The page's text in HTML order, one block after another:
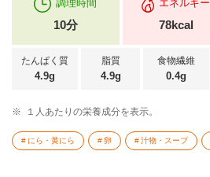
調理時間
10分
エネルギー
78kcal
たんぱく質
4.9g
脂質
4.9g
食物繊維
0.4g
※ １人あたりの栄養成分を表示。
にら・黄にら 卵 汁物・スープ